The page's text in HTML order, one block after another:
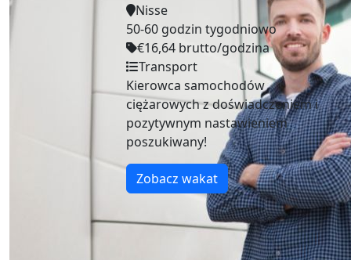
Nisse
50-60 godzin tygodniowo
€16,64 brutto/godzina
Transport
Kierowca samochodów
ciężarowych z doświadczeniem i
pozytywnym nastawieniem
poszukiwany!
Zobacz wakat